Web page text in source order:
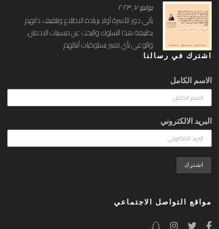
يوليو ۷, ۲۰۲۳
يأتي دور الأسرة أولا بزيادة الاطلاع وتثقيف ذاتهم
بطبيعة هذا السلوك والبحث عن مسببات الادمان،
والوعي بأي تغيير بسلوكيات أبنائهم
اشترك في رسالنا
الاسم الكامل
البريد الالكتروني
مواقع التواصل الاجتماعي